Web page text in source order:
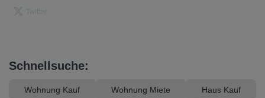
Schnellsuche:
Wohnung Kauf Wohnung Miete Haus Kauf